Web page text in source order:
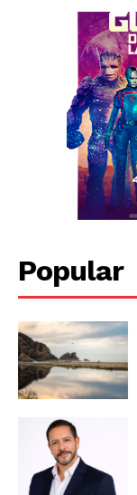
Popular